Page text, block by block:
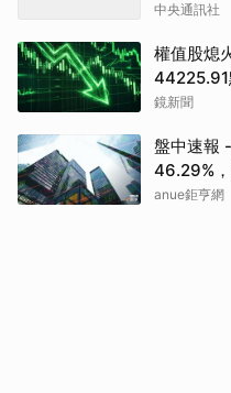
中央通訊社
權值股熄
鏡新聞
盤中速報
46.29%
anue鉅亨網